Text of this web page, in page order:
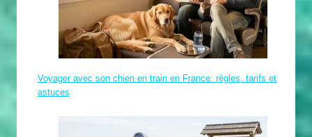
Voyager avec son chien en train en France: règles, tarifs et
astuces